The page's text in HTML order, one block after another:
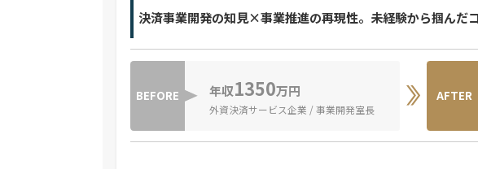
決済事業開発の知見×事業推進の再現性。未経験から掴んだ
BEFORE 年収1350万円
外資決済サービス企業 / 事業開発室長
AFTER